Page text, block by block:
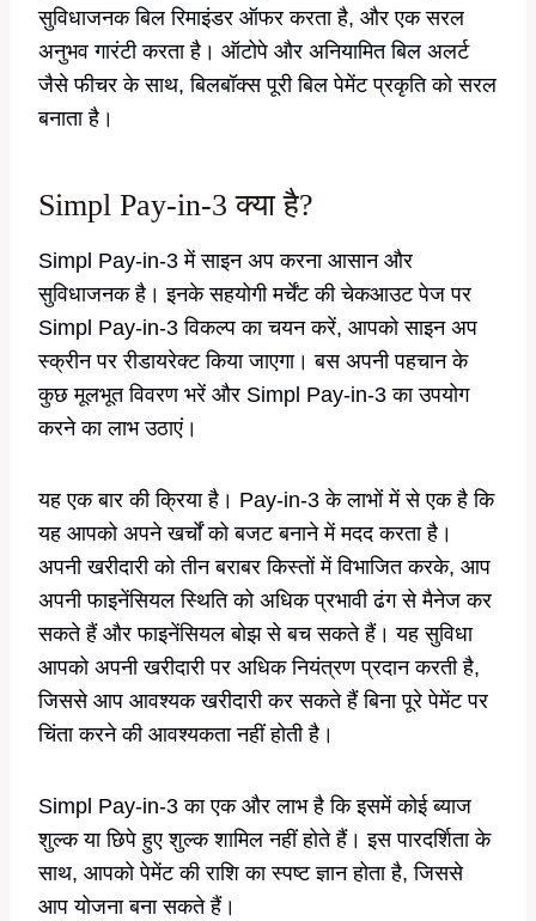
सुविधाजनक बिल रिमाइंडर ऑफर करता है, और एक सरल
अनुभव गारंटी करता है। ऑटोपे और अनियामित बिल अलर्ट
जैसे फीचर के साथ, बिलबॉक्स पूरी बिल पेमेंट प्रकृति को सरल
बनाता है।
Simpl Pay-in-3 क्या है?
Simpl Pay-in-3 में साइन अप करना आसान और
सुविधाजनक है। इनके सहयोगी मर्चेंट की चेकआउट पेज पर
Simpl Pay-in-3 विकल्प का चयन करें, आपको साइन अप
स्क्रीन पर रीडायरेक्ट किया जाएगा। बस अपनी पहचान के
कुछ मूलभूत विवरण भरें और Simpl Pay-in-3 का उपयोग
करने का लाभ उठाएं।
यह एक बार की क्रिया है। Pay-in-3 के लाभों में से एक है कि
यह आपको अपने खर्चों को बजट बनाने में मदद करता है।
अपनी खरीदारी को तीन बराबर किस्तों में विभाजित करके, आप
अपनी फाइनेंसियल स्थिति को अधिक प्रभावी ढंग से मैनेज कर
सकते हैं और फाइनेंसियल बोझ से बच सकते हैं। यह सुविधा
आपको अपनी खरीदारी पर अधिक नियंत्रण प्रदान करती है,
जिससे आप आवश्यक खरीदारी कर सकते हैं बिना पूरे पेमेंट पर
चिंता करने की आवश्यकता नहीं होती है।
Simpl Pay-in-3 का एक और लाभ है कि इसमें कोई ब्याज
शुल्क या छिपे हुए शुल्क शामिल नहीं होते हैं। इस पारदर्शिता के
साथ, आपको पेमेंट की राशि का स्पष्ट ज्ञान होता है, जिससे
आप योजना बना सकते हैं।